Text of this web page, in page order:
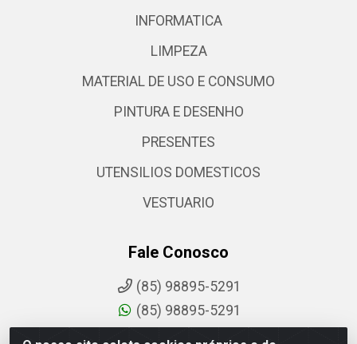
INFORMATICA
LIMPEZA
MATERIAL DE USO E CONSUMO
PINTURA E DESENHO
PRESENTES
UTENSILIOS DOMESTICOS
VESTUARIO
Fale Conosco
(85) 98895-5291
(85) 98895-5291